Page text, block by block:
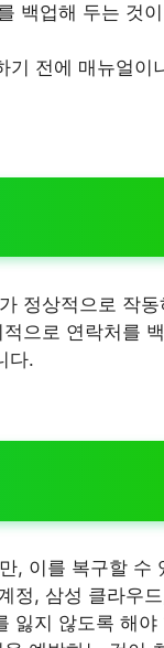
백업해 두는 것
기 전에 매뉴얼이
정상적으로 작
으로 연락처를
다.
, 이를 복구할 수
정, 삼성 클라우
잃지 않도록 해